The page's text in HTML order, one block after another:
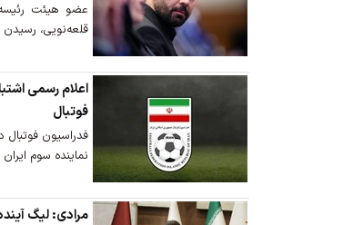
عضو هیئت
قلعه‌نویی،
اعلام رسمی
فوتبال
فدراسیون
نماینده سوم
مرادی: لیگ